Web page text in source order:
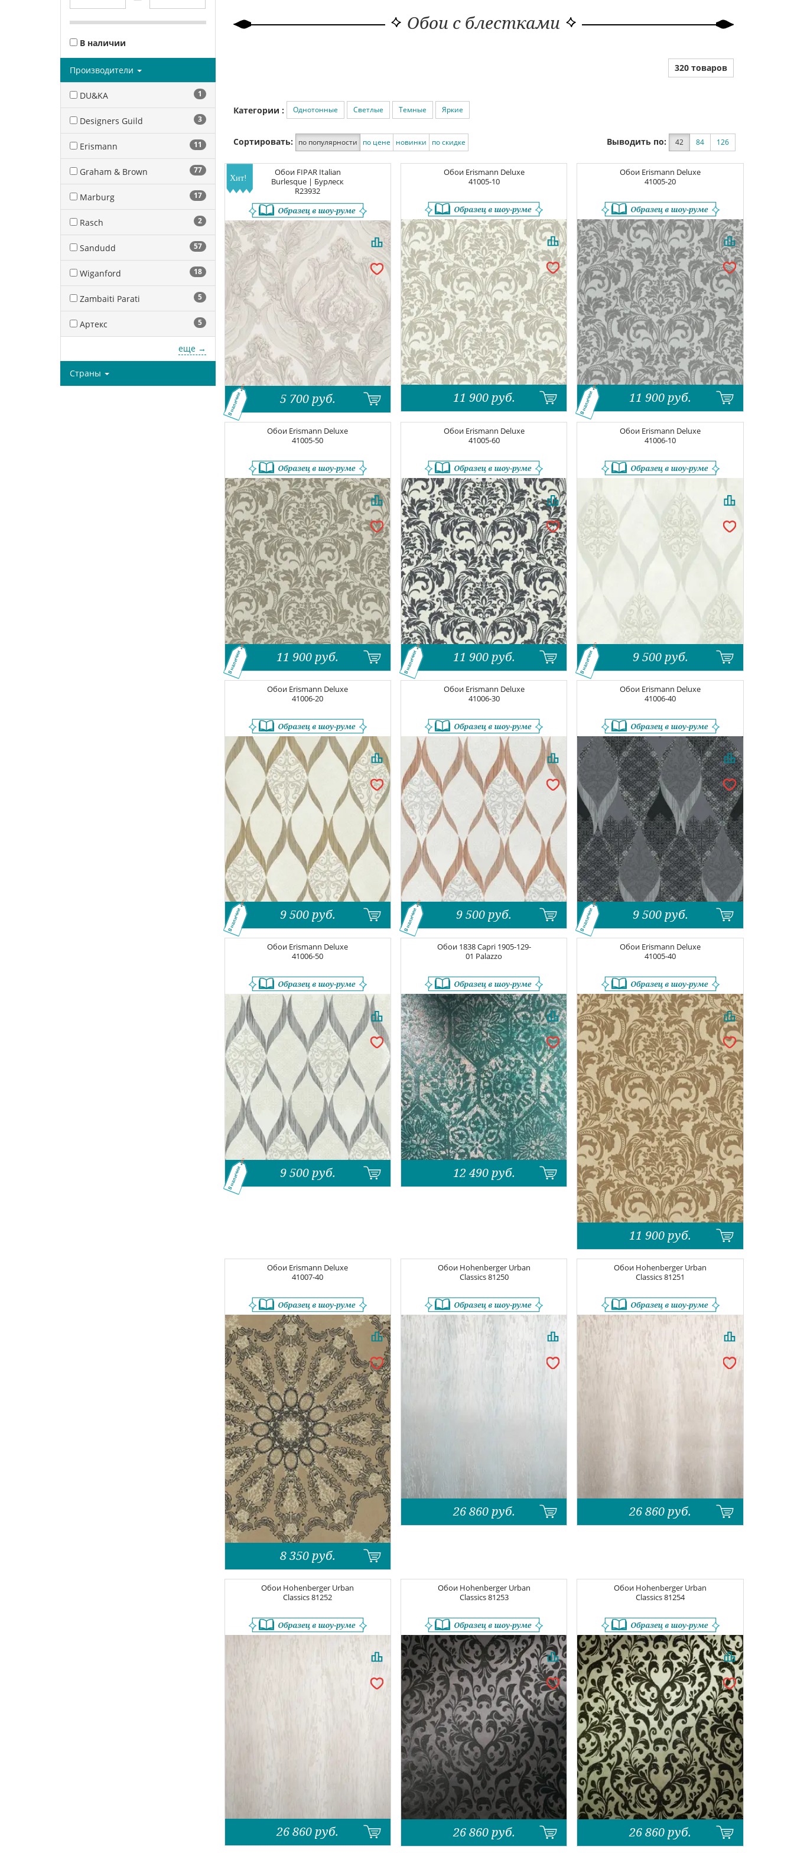
В наличии
Производители
DU&KA 1
Designers Guild 3
Erismann 11
Graham & Brown 77
Marburg 17
Rasch 2
Sandudd 57
Wiganford 18
Zambaiti Parati 5
Артекс 5
еще →
Страны
Обои с блестками
320 товаров
Категории : Однотонные Светлые Темные Яркие
Сортировать: по популярности по цене новинки по скидке Выводить по: 42 84 126
Обои FIPAR Italian
Burlesque | Бурлеск
R23932
5 700 руб.
В наличии
Обои Erismann Deluxe
41005-10
11 900 руб.
Обои Erismann Deluxe
41005-20
11 900 руб.
В наличии
Обои Erismann Deluxe
41005-50
11 900 руб.
В наличии
Обои Erismann Deluxe
41005-60
11 900 руб.
В наличии
Обои Erismann Deluxe
41006-10
9 500 руб.
В наличии
Обои Erismann Deluxe
41006-20
9 500 руб.
В наличии
Обои Erismann Deluxe
41006-30
9 500 руб.
В наличии
Обои Erismann Deluxe
41006-40
9 500 руб.
В наличии
Обои Erismann Deluxe
41006-50
9 500 руб.
В наличии
Обои 1838 Capri 1905-129-
01 Palazzo
12 490 руб.
Обои Erismann Deluxe
41005-40
11 900 руб.
Обои Erismann Deluxe
41007-40
8 350 руб.
Обои Hohenberger Urban
Classics81250
26 860 руб.
Обои Hohenberger Urban
Classics81251
26 860 руб.
Обои Hohenberger Urban
Classics81252
26 860 руб.
Обои Hohenberger Urban
Classics81253
26 860 руб.
Обои Hohenberger Urban
Classics81254
26 860 руб.